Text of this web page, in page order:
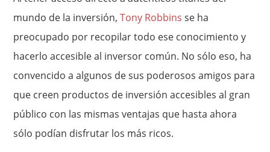
mundo de la inversión,Tony Robbins se ha
preocupado por recopilar todo ese conocimiento y
hacerlo accesible al inversor común. No sólo eso, ha
convencido a algunos de sus poderosos amigos para
que creen productos de inversión accesibles al gran
público con las mismas ventajas que hasta ahora
sólo podían disfrutar los más ricos.